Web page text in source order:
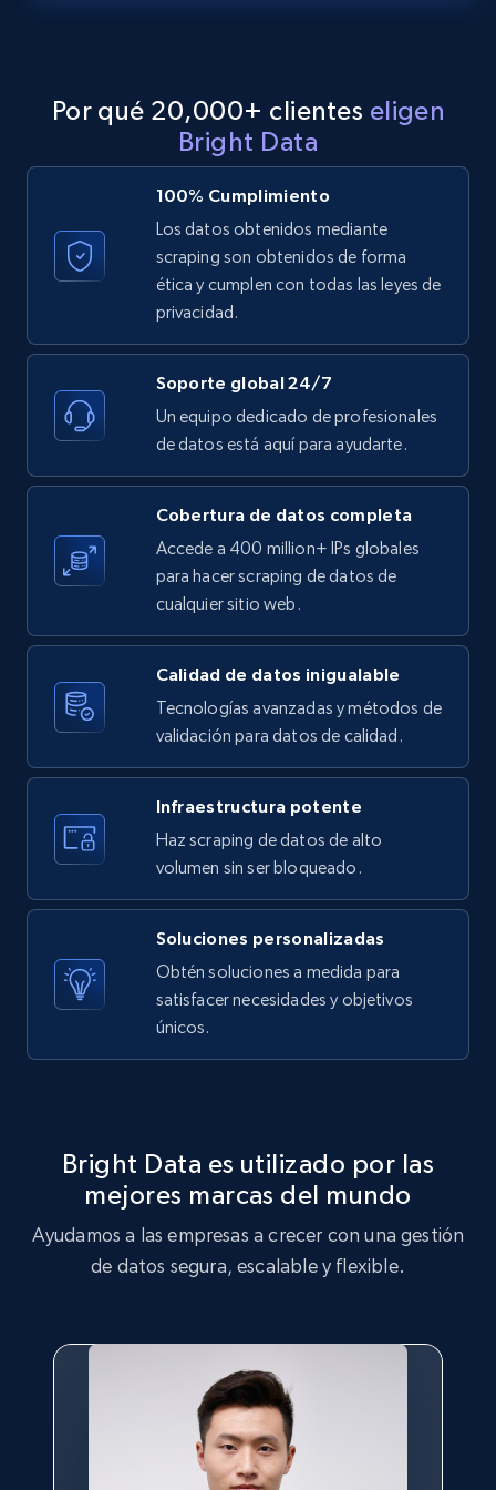
text, Date posted, and more.
11.3K+ 1.5K+ Prueba gratuita
LinkedIn posts - Discover new posts
URL, ID, User id, Use url, Title, Headline, Post
11.3K+ 1.5K+ Prueba gratuita
X (formerly Twitter) - Posts
ID, User posted, Name, Description, Date
posted, Photos, URL, Quoted post, and more.
10.4K+ 1.2K+ Prueba gratuita
ID, User posted, Name, Description, Date
posted, Photos, URL, Quoted post, and more.
10.4K+ 1.2K+ Prueba gratuita
X (formerly Twitter) - Posts - Getting x
10.4K+ 1.2K+ Prueba gratuita
TikTok - Profiles
Like engagement rate, Bio link, Predicted lang,
963+ Prueba gratuita
Por qué 20,000+ clientes eligen
Bright Data
100% Cumplimiento
Los datos obtenidos mediante
scraping son obtenidos de forma
ética y cumplen con todas las leyes de
privacidad.
Soporte global 24/7
Un equipo dedicado de profesionales
de datos está aquí para ayudarte.
Cobertura de datos completa
Accede a 400 million+ IPs globales
para hacer scraping de datos de
cualquier sitio web.
Calidad de datos inigualable
Tecnologías avanzadas y métodos de
validación para datos de calidad.
Infraestructura potente
Haz scraping de datos de alto
volumen sin ser bloqueado.
Soluciones personalizadas
Obtén soluciones a medida para
satisfacer necesidades y objetivos
únicos.
Bright Data es utilizado por las
mejores marcas del mundo
Ayudamos a las empresas a crecer con una gestión
de datos segura, escalable y flexible.